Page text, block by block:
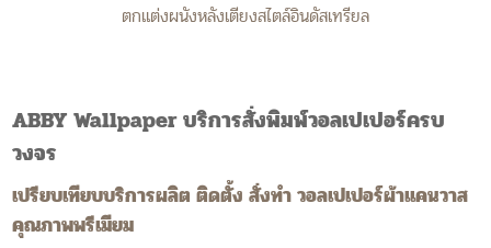
ตกแต่งผนังหลังเตียงสไตล์อินดัสเทรียล
ABBY Wallpaper บริการสั่งพิมพ์วอลเปเปอร์ครบ
วงจร
เปรียบเทียบบริการผลิต ติดตั้ง สั่งทำ วอลเปเปอร์ผ้าแคนวาส
คุณภาพพรีเมียม